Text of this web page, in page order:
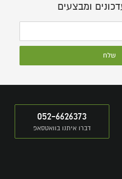
ומבצעים
שלח
052-6626373
דברו איתנו בוואטסאפ